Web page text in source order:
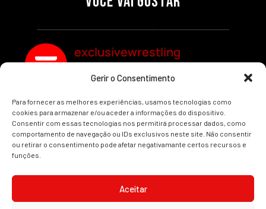
Gerir o Consentimento
Para fornecer as melhores experiências, usamos tecnologias como
cookies para armazenar e/ou aceder a informações do dispositivo.
Consentir com essas tecnologias nos permitirá processar dados, como
comportamento de navegação ou IDs exclusivos neste site. Não consentir
ou retirar o consentimento pode afetar negativamante certos recursos e
funções.
Aceitar
Por exclusivewrestling
REDEMPTION
Por exclusivewrestling
exclusivewrestling
Ver mais Artigos